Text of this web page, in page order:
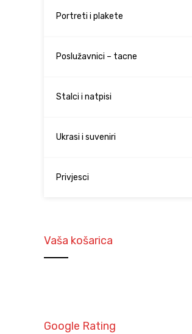
Portreti i plakete
Poslužavnici – tacne
Stalci i natpisi
Ukrasi i suveniri
Privjesci
Vaša košarica
Google Rating